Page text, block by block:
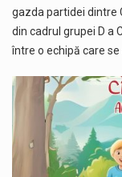
gazda partidei dintre
din cadrul grupei D a
între o echipă care se